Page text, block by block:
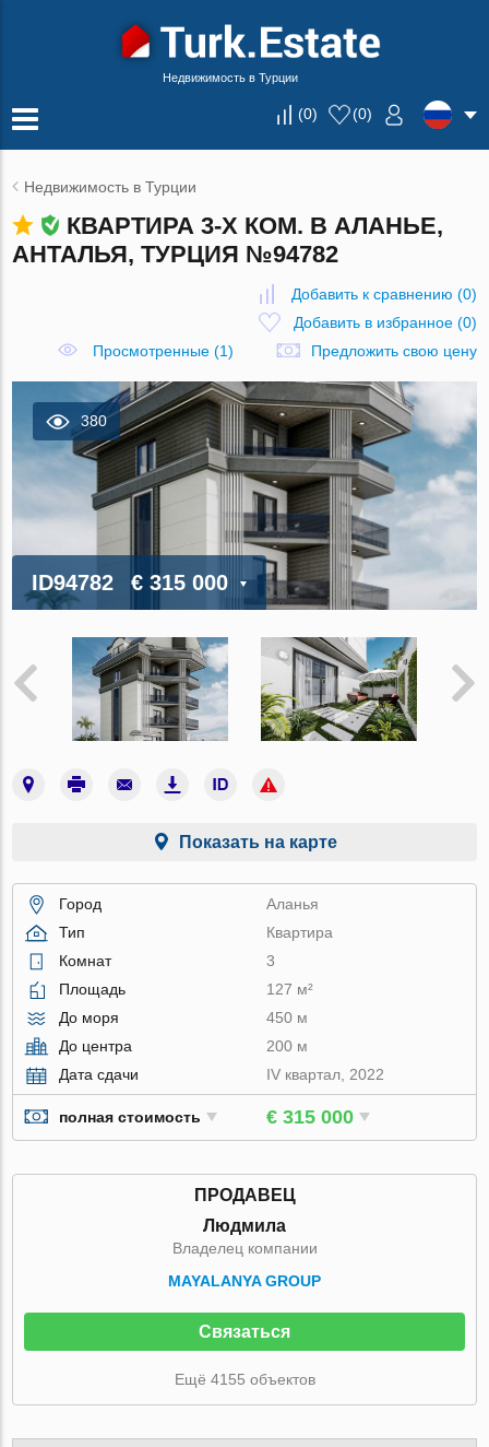
Недвижимость в Турции
(0) (0)
Недвижимость в Турции
КВАРТИРА 3-Х КОМ. В АЛАНЬЕ,
АНТАЛЬЯ, ТУРЦИЯ №94782
Добавить к сравнению (0)
Добавить в избранное(0)
Просмотренные (1)
Предложить свою цену
380
ID94782 € 315 000
Показать на карте
Город
Аланья
Тип
Квартира
Комнат
3
Площадь
127 м²
До моря
450 м
До центра
200 м
Дата сдачи
IV квартал, 2022
полная стоимость € 315 000
ПРОДАВЕЦ
Людмила
Владелец компании
MAYALANYA GROUP
Связаться
Ещё 4155 объектов